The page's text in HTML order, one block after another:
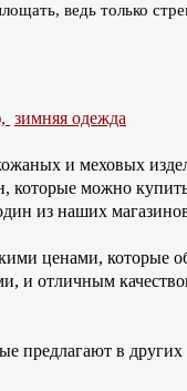
ведь только
зимняя одежда
и меховых
можно купить,
из наших
ценами, которые
и отличным
предлагают в